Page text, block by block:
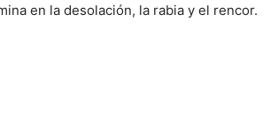
en la desolación, la rabia y el rencor.